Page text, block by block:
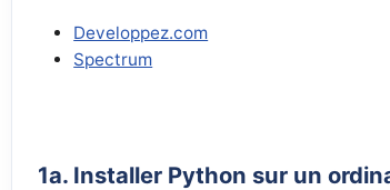
Developpez.com
Spectrum
1a. Installer Python sur un